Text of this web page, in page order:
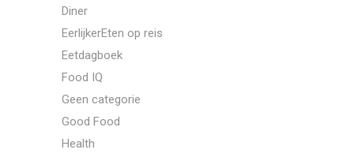
Diner
EerlijkerEten op reis
Eetdagboek
Food IQ
Geen categorie
Good Food
Health